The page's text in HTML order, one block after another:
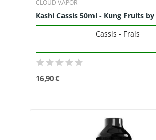
CLOUD VAPOR
Kashi Cassis 50ml - Kung Fruits
Cassis - Frais
16,90 €